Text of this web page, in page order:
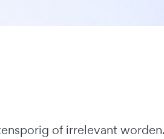
of irrelevant worden.